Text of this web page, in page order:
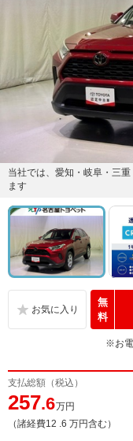
当社では、愛知・岐阜・三
ます
無
料
※お電
支払総額（税込）
257.6万円
（諸経費12 .6 万円含む）